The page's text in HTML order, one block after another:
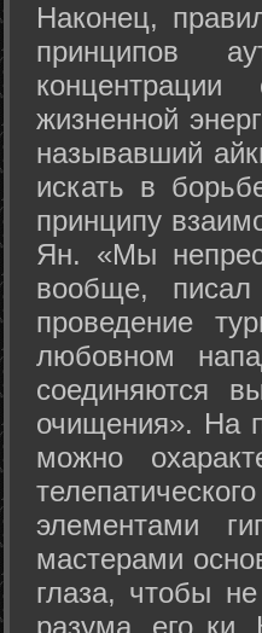
Наконец,
принципов
жизненной
называвший
искать в
принципу
Ян. «Мы
вообще,
проведение
любовном
соединяются
очищения». На
можно
элементами
мастерами
глаза, чтобы
разума, его ки.